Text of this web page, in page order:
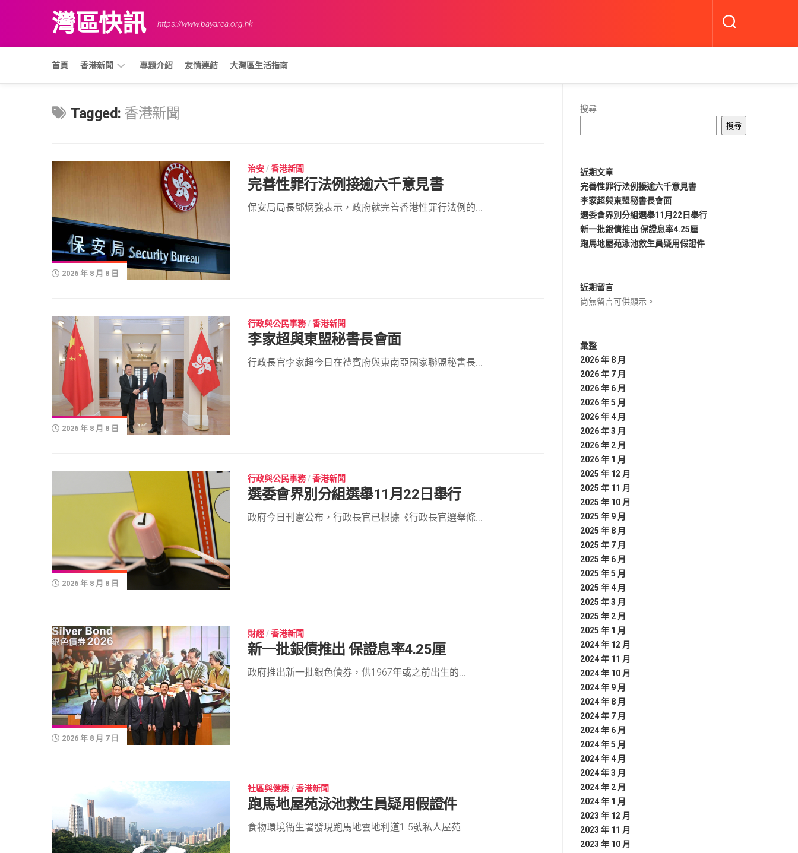
灣區快訊 https://www.bayarea.org.hk
首頁 香港新聞
建
業
治
安
環
境
香
聞
社
區
務
財
會
生
活
專題介紹 友情連結 大灣區生活指南
Tagged: 香港新聞
2026 年 8 月 8 日
治安 /香港新聞
完善性罪行法例接逾六千意見書
保安局局長鄧炳強表示，政府就完善香港性罪行法例的...
2026 年 8 月 8 日
行政與公民事務 /香港新聞
李家超與東盟秘書長會面
行政長官李家超今日在禮賓府與東南亞國家聯盟秘書長...
2026 年 8 月 8 日
行政與公民事務 /香港新聞
選委會界別分組選舉11月22日舉行
政府今日刊憲公布，行政長官已根據《行政長官選舉條...
2026 年 8 月 7 日
財經 /香港新聞
新一批銀債推出 保證息率4.25厘
政府推出新一批銀色債券，供1967年或之前出生的...
社區與健康 /香港新聞
跑馬地屋苑泳池救生員疑用假證件
食物環境衞生署發現跑馬地雲地利道1-5號私人屋苑...
搜尋
搜尋
近期文章
完善性罪行法例接逾六千意見書
李家超與東盟秘書長會面
選委會界別分組選舉11月22日舉行
新一批銀債推出 保證息率4.25厘
跑馬地屋苑泳池救生員疑用假證件
近期留言
尚無留言可供顯示。
彙整
2026 年 8 月
2026 年 7 月
2026 年 6 月
2026 年 5 月
2026 年 4 月
2026 年 3 月
2026 年 2 月
2026 年 1 月
2025 年 12 月
2025 年 11 月
2025 年 10 月
2025 年 9 月
2025 年 8 月
2025 年 7 月
2025 年 6 月
2025 年 5 月
2025 年 4 月
2025 年 3 月
2025 年 2 月
2025 年 1 月
2024 年 12 月
2024 年 11 月
2024 年 10 月
2024 年 9 月
2024 年 8 月
2024 年 7 月
2024 年 6 月
2024 年 5 月
2024 年 4 月
2024 年 3 月
2024 年 2 月
2024 年 1 月
2023 年 12 月
2023 年 11 月
2023 年 10 月